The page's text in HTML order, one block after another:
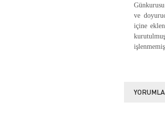
ve
içine